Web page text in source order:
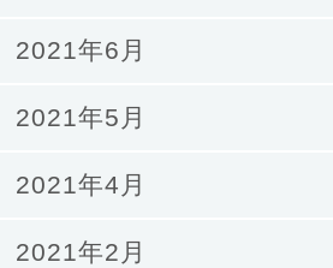
2021年6月
2021年5月
2021年4月
2021年2月